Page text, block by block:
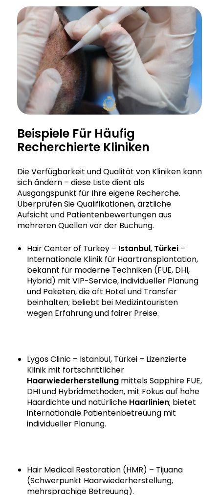
Beispiele Für Häufig
Recherchierte Kliniken
Die Verfügbarkeit und Qualität von Kliniken kann
sich ändern – diese Liste dient als
Ausgangspunkt für Ihre eigene Recherche.
Überprüfen Sie Qualifikationen, ärztliche
Aufsicht und Patientenbewertungen aus
mehreren Quellen vor der Buchung.
Hair Center of Turkey – Istanbul, Türkei –
Internationale Klinik für Haartransplantation,
bekannt für moderne Techniken (FUE, DHI,
Hybrid) mit VIP-Service, individueller Planung
und Paketen, die oft Hotel und Transfer
beinhalten; beliebt bei Medizintouristen
wegen Erfahrung und fairer Preise.
Lygos Clinic – Istanbul, Türkei – Lizenzierte
Klinik mit fortschrittlicher
Haarwiederherstellung mittels Sapphire FUE,
DHI und Hybridmethoden, mit Fokus auf hohe
Haardichte und natürliche Haarlinien; bietet
internationale Patientenbetreuung mit
individueller Planung.
Hair Medical Restoration (HMR) – Tijuana
(Schwerpunkt Haarwiederherstellung,
mehrsprachige Betreuung).